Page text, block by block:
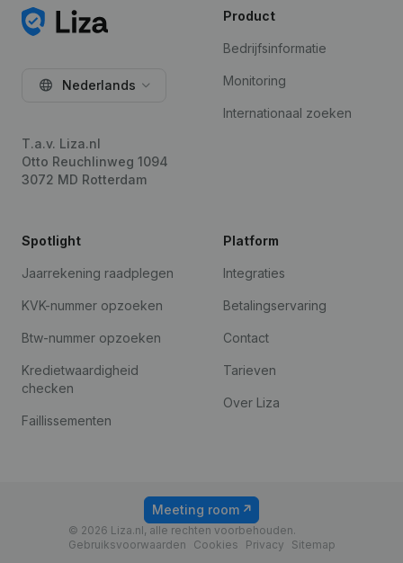
Nederlands
T.a.v. Liza.nl
Otto Reuchlinweg 1094
3072 MD Rotterdam
Product
Bedrijfsinformatie
Monitoring
Internationaal zoeken
Spotlight
Jaarrekening raadplegen
KVK-nummer opzoeken
Btw-nummer opzoeken
Kredietwaardigheid
checken
Faillissementen
Platform
Integraties
Betalingservaring
Contact
Tarieven
Over Liza
© 2026 Liza.nl, alle rechten voorbehouden.
Gebruiksvoorwaarden
Cookies Privacy Sitemap
Meeting room